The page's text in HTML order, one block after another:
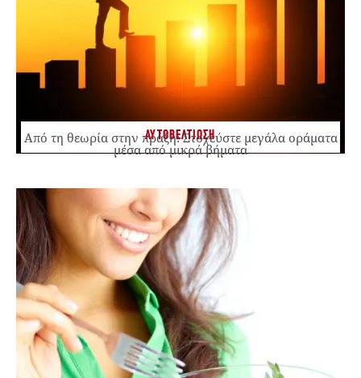
ΑΥΤΟΒΕΛΤΙΩΣΗ
Από τη θεωρία στην πράξη: Στοχεύστε μεγάλα οράματα
μέσα από μικρά βήματα